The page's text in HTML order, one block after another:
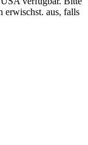
erwischst. aus, falls